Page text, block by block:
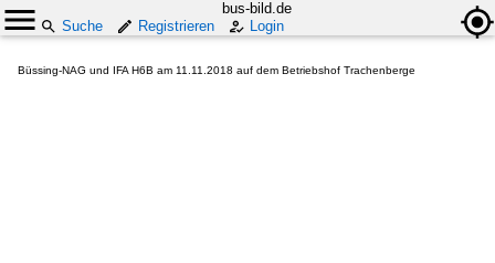
bus-bild.de
Suche
Registrieren Login
Büssing-NAG und IFA H6B am 11.11.2018 auf dem Betriebshof Trachenberge